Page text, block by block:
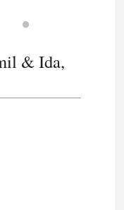
& Ida,